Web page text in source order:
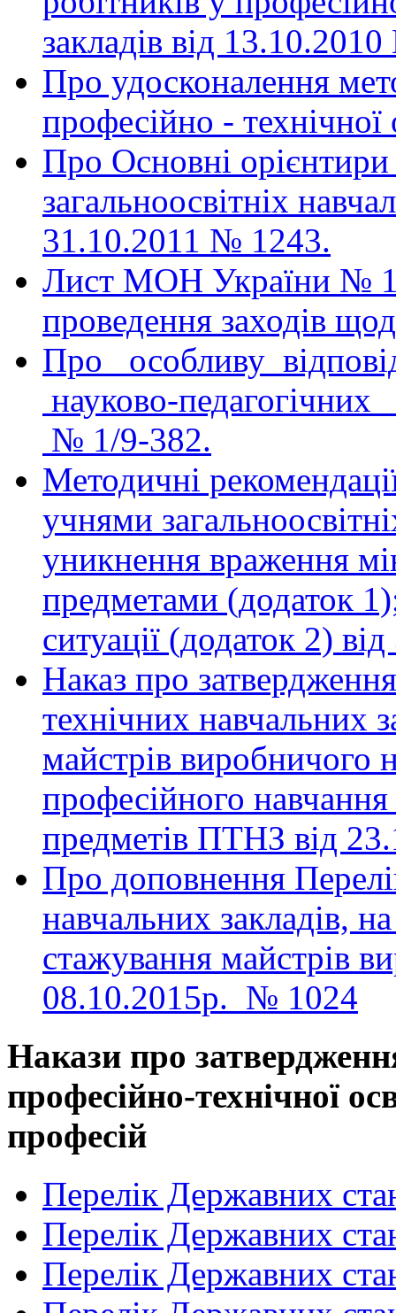
закладів від
Про удосконалення
професійно -
Про Основні орієнтири
загальноосвітніх
31.10.2011 № 1243.
Лист МОН України №
проведення заходів
Про особливу
науково-
№ 1/9-382.
Методичні
учнями
уникнення враження
предметами (додаток
ситуації (додаток 2)
Наказ про
технічних навчальних
майстрiв виробничого
професiйного
предметiв ПТНЗ від
Про доповнення
навчальних закладів,
стажування майстрів
08.10.2015р. № 1024
Накази про
професійно-технічної
професій
Перелік Державних
Перелік Державних
Перелік Державних